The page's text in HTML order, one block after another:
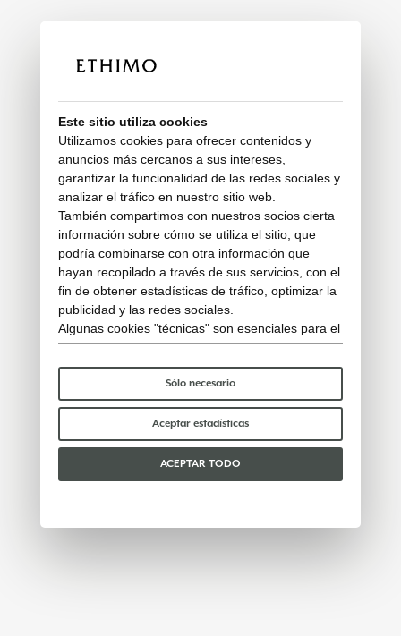
Este sitio utiliza cookies
Utilizamos cookies para ofrecer contenidos y
anuncios más cercanos a sus intereses,
garantizar la funcionalidad de las redes sociales y
analizar el tráfico en nuestro sitio web.
También compartimos con nuestros socios cierta
información sobre cómo se utiliza el sitio, que
podría combinarse con otra información que
hayan recopilado a través de sus servicios, con el
fin de obtener estadísticas de tráfico, optimizar la
publicidad y las redes sociales.
Algunas cookies "técnicas" son esenciales para el
correcto funcionamiento del sitio y no procesan ni
comparten ningún dato personal con terceros.
Para saber más puedes consultar nuestra
de cookies.
Por favor, elige qué cookies aceptar:
Sólo necesario
Aceptar estadísticas
ACEPTAR TODO